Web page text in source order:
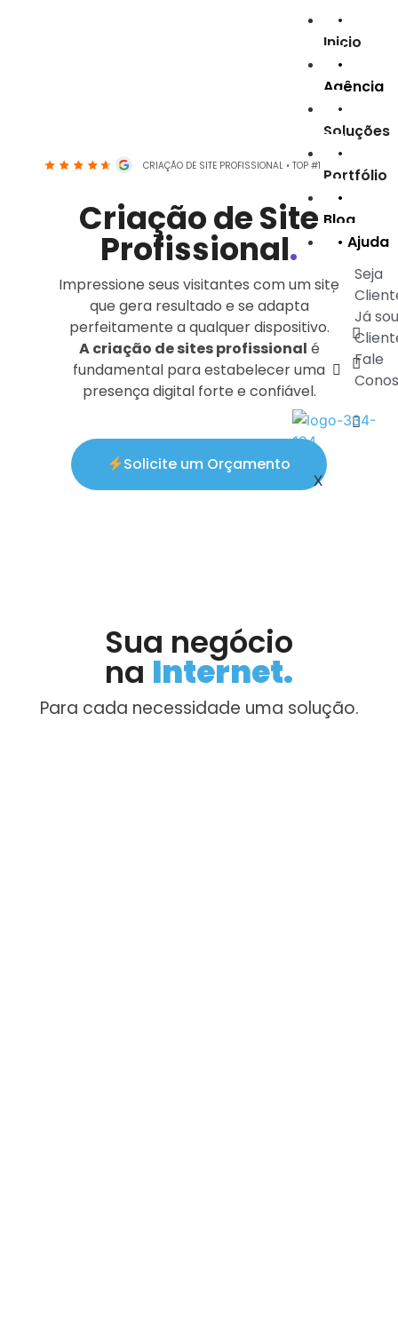
•
Inicio
•
Agência
•
Soluções
•
Portfólio
•
Blog
• Ajuda
Seja
Já sou
Fale
X
CRIAÇÃO DE SITE PROFISSIONAL • TOP #1 GOOGLE
Criação de Site
Profissional.
Impressione seus visitantes com um site
que gera resultado e se adapta
perfeitamente a qualquer dispositivo.
A criação de sites profissional é
fundamental para estabelecer uma
presença digital forte e confiável.
Solicite um Orçamento
Sua negócio
na Internet.
Para cada necessidade uma solução.